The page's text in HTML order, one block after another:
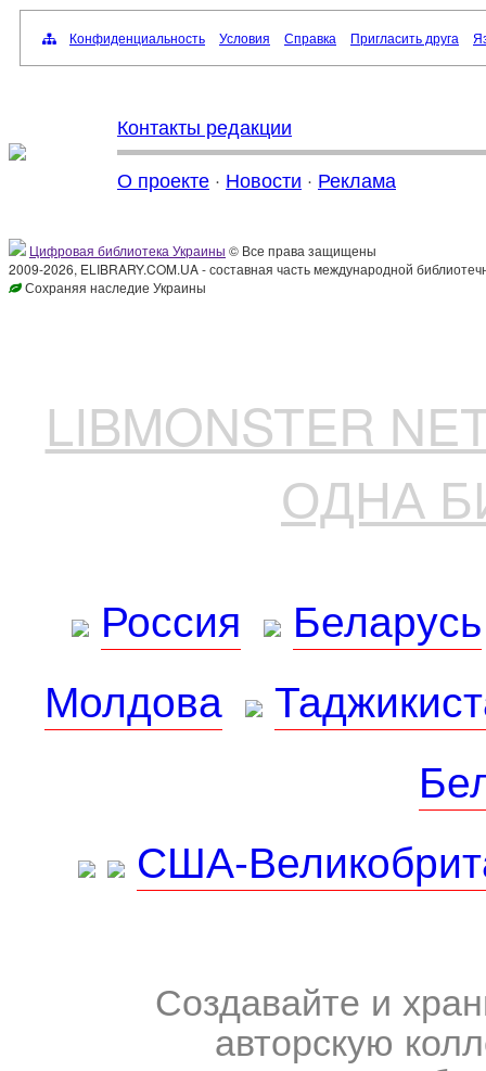
Конфиденциальность Условия Справка Пригласить друга
Контакты редакции
О проекте · Новости · Реклама
Цифровая библиотека Украины © Все права защищены
2009-2026, ELIBRARY.COM.UA - составная часть международной
Сохраняя наследие Украины
LIBMONSTER
ОДНА
Россия
Беларусь
Молдова
США-
Создавайте и
авторскую